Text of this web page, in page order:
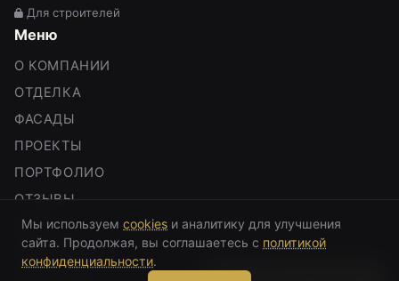
Для строителей
Меню
О КОМПАНИИ
ОТДЕЛКА
ФАСАДЫ
ПРОЕКТЫ
ПОРТФОЛИО
ОТЗЫВЫ
БЛОГ
КАЛЬКУЛЯТОР
Мы используем cookies и аналитику для улучшения
сайта. Продолжая, вы соглашаетесь с политикой
конфиденциальности.